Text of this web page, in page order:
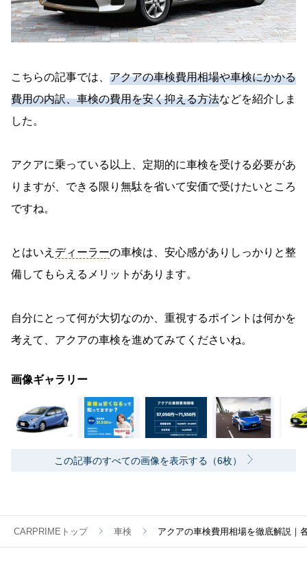
こちらの記事では、 アクアの車検費用相場や車検にかかる
費用の内訳、車検の費用を安く抑える方法などを紹介しま
した。
アクアに乗っている以上、定期的に車検を受ける必要があ
りますが、できる限り無駄を省いて安価で受けたいところ
ですね。
とはいえ ディーラーの車検は、安心感がありしっかりと整
備してもらえるメリットがあります。
自分にとって何が大切なのか、重視するポイントは何かを
考えて、アクアの車検を進めてみてくださいね。
画像ギャラリー
この記事のすべての画像を表示する（6枚）
CARPRIMEトップ 車検 アクアの車検費用相場を徹底解説｜